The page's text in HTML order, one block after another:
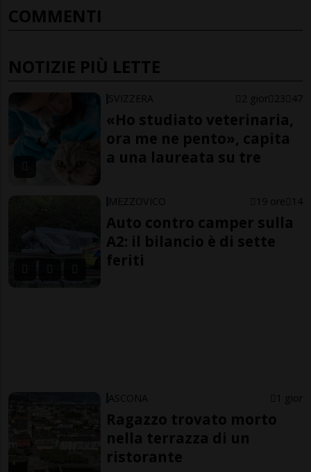
COMMENTI
NOTIZIE PIÙ LETTE
SVIZZERA 2 gior 23 47
«Ho studiato veterinaria,
ora me ne pento», capita
a una laureata su tre
MEZZOVICO 19 ore 14
Auto contro camper sulla
A2: il bilancio è di sette
feriti
ASCONA 1 gior
Ragazzo trovato morto
nella terrazza di un
ristorante